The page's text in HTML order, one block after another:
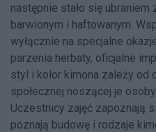
następnie stało się ubraniem
barwionym i haftowanym.
wyłącznie na specjalne
parzenia herbaty, oficjalne
styl i kolor kimona zależy od
społecznej noszącej je osoby.
Uczestnicy zajęć zapoznają
poznają budowę i rodzaje